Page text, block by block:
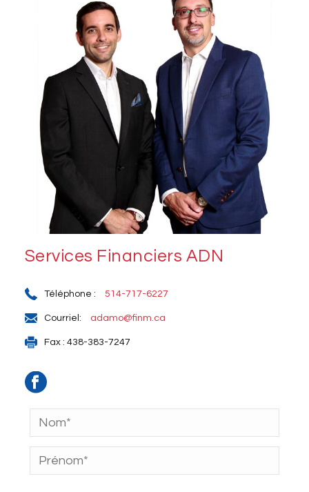
Services Financiers ADN
Téléphone : 514-717-6227
Courriel: adamo@finm.ca
Fax : 438-383-7247